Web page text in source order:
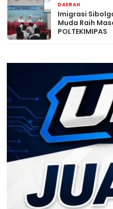
DAERAH
Imigrasi
Muda Raih
POLTEKIMIPAS